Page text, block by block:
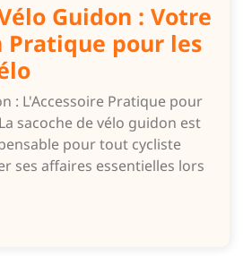
Guidon : Votre
Pratique pour les
: L'Accessoire Pratique pour
sacoche de vélo guidon est
pour tout cycliste
ses affaires essentielles lors